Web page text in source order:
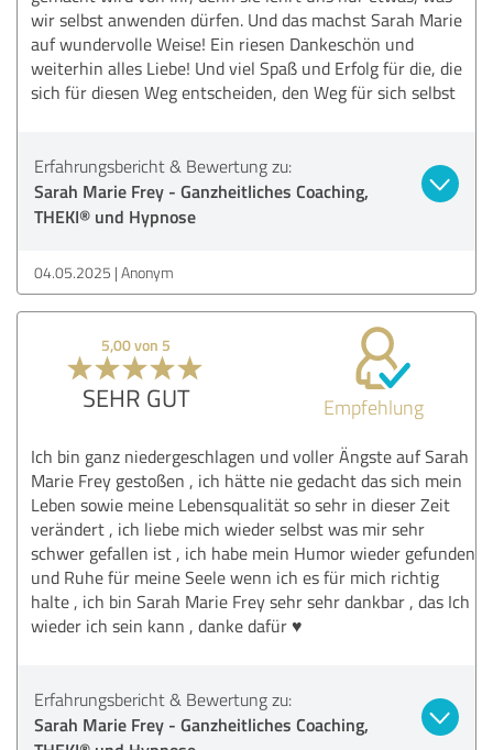
wir selbst anwenden dürfen. Und das machst Sarah Marie
auf wundervolle Weise! Ein riesen Dankeschön und
weiterhin alles Liebe! Und viel Spaß und Erfolg für die, die
sich für diesen Weg entscheiden, den Weg für sich selbst
Erfahrungsbericht & Bewertung zu:
Sarah Marie Frey - Ganzheitliches Coaching,
THEKI® und Hypnose
04.05.2025 Anonym
5,00 von 5
SEHR GUT Empfehlung
Ich bin ganz niedergeschlagen und voller Ängste auf Sarah
Marie Frey gestoßen , ich hätte nie gedacht das sich mein
Leben sowie meine Lebensqualität so sehr in dieser Zeit
verändert , ich liebe mich wieder selbst was mir sehr
schwer gefallen ist , ich habe mein Humor wieder gefunden
und Ruhe für meine Seele wenn ich es für mich richtig
halte , ich bin Sarah Marie Frey sehr sehr dankbar , das Ich
wieder ich sein kann , danke dafür ♥️
Erfahrungsbericht & Bewertung zu:
Sarah Marie Frey - Ganzheitliches Coaching,